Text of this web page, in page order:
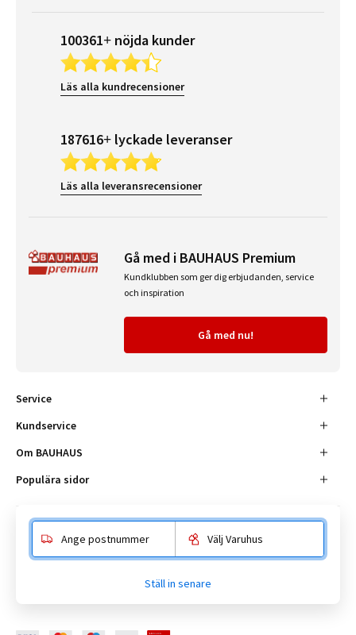
100361+ nöjda kunder
Läs alla kundrecensioner
187616+ lyckade leveranser
Läs alla leveransrecensioner
Gå med i BAUHAUS Premium
Kundklubben som ger dig erbjudanden, service
och inspiration
Gå med nu!
Service
Kundservice
Om BAUHAUS
Populära sidor
Enköpingsvägen 41, 177 38 Järfälla.
Ange postnummer Välj Varuhus
Ställ in senare